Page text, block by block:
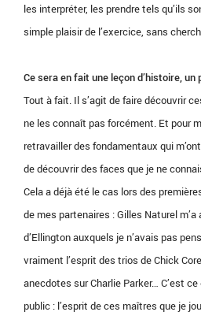
les interpréter, les prendre tels qu’ils
simple plaisir de l’exercice, sans
Ce sera en fait une leçon d’histoire, un
Tout à fait. Il s’agit de faire découvrir
ne les connaît pas forcément. Et pour
retravailler des fondamentaux qui
de découvrir des faces que je ne
Cela a déjà été le cas lors des
de mes partenaires : Gilles Naturel
d’Ellington auxquels je n’avais pas
vraiment l’esprit des trios de Chick
anecdotes sur Charlie Parker… C’est
public : l’esprit de ces maîtres que je